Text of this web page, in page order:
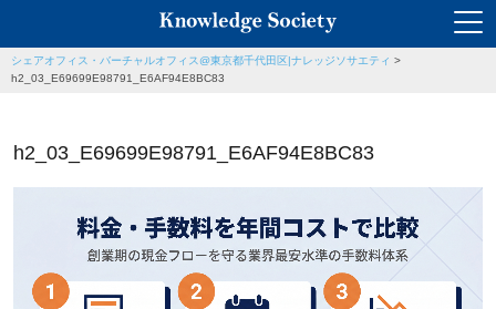
シェアオフィス・バーチャルオフィス@東京都千代田区|ナレッジソサエティ >
h2_03_E69699E98791_E6AF94E8BC83
h2_03_E69699E98791_E6AF94E8BC83